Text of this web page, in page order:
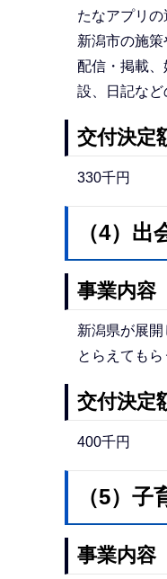
たなアプリの
新潟市の施
配信・掲載
設、日記など
交付決定
330千円
（4）
事業内容
新潟県が展
とらえても
交付決定
400千円
（5）
事業内容